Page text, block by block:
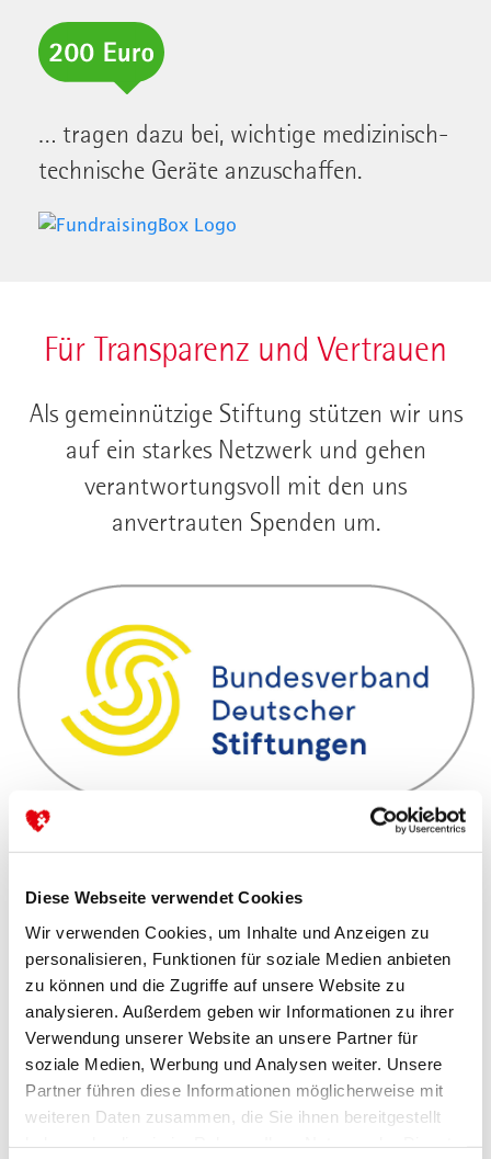
Diese Webseite verwendet Cookies
Wir verwenden Cookies, um Inhalte und Anzeigen zu
personalisieren, Funktionen für soziale Medien anbieten
zu können und die Zugriffe auf unsere Website zu
analysieren. Außerdem geben wir Informationen zu ihrer
Verwendung unserer Website an unsere Partner für
soziale Medien, Werbung und Analysen weiter. Unsere
Partner führen diese Informationen möglicherweise mit
weiteren Daten zusammen, die Sie ihnen bereitgestellt
… tragen dazu bei, wichtige medizinisch-
technische Geräte anzuschaffen.
Für Transparenz und Vertrauen
Als gemeinnützige Stiftung stützen wir uns
auf ein starkes Netzwerk und gehen
verantwortungsvoll mit den uns
anvertrauten Spenden um.